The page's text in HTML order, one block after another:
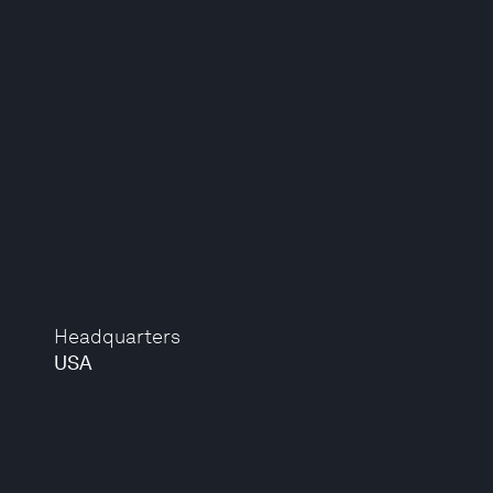
Headquarters
USA